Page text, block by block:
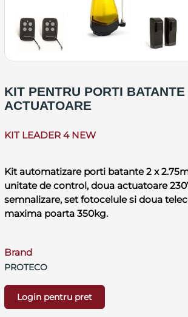
KIT PENTRU PORTI BATANTE
ACTUATOARE
KIT LEADER 4 NEW
Kit automatizare porti batante 2 x
unitate de control, doua actuatoare
semnalizare, set fotocelule si doua
maxima poarta 350kg.
Brand
PROTECO
Login pentru pret